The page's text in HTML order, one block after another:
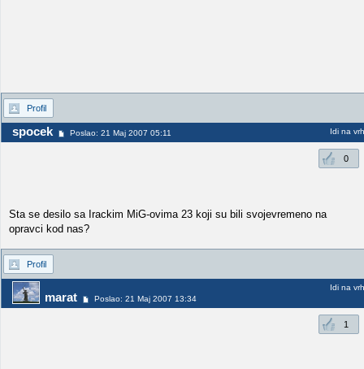
Profil
spocek Poslao: 21 Maj 2007 05:11 Idi na vrh
0
Sta se desilo sa Irackim MiG-ovima 23 koji su bili svojevremeno na
opravci kod nas?
Profil
marat Poslao: 21 Maj 2007 13:34
Idi na vrh
1